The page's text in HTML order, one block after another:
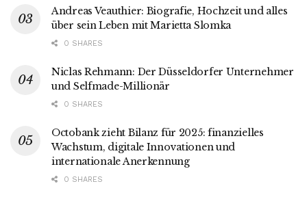
Andreas Veauthier: Biografie, Hochzeit und alles
über sein Leben mit Marietta Slomka
0 SHARES
Niclas Rehmann: Der Düsseldorfer Unternehmer
und Selfmade-Millionär
0 SHARES
Octobank zieht Bilanz für 2025: finanzielles
Wachstum, digitale Innovationen und
internationale Anerkennung
0 SHARES